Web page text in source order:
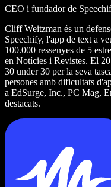
CEO i fundador de
Cliff Weitzman és un
Speechify, l'app de text a
100.000 ressenyes de 5
en Notícies i Revistes. El
30 under 30 per la seva
persones amb dificultats
a EdSurge, Inc., PC Mag,
destacats.